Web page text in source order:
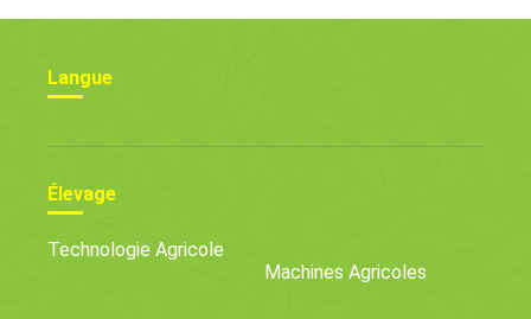
Langue
Élevage
Technologie Agricole
Machines Agricoles